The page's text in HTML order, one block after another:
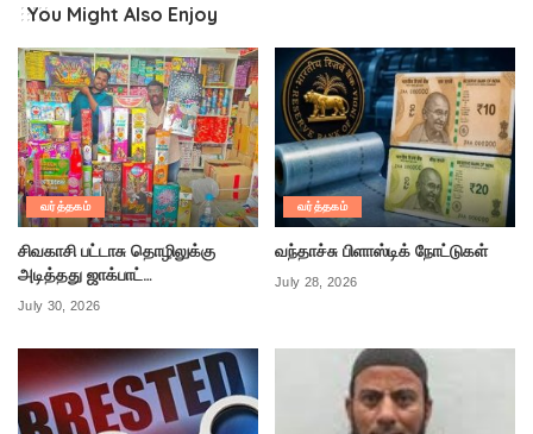
You Might Also Enjoy
வர்த்தகம்
சிவகாசி பட்டாசு தொழிலுக்கு
அடித்தது ஜாக்பாட்…
July 30, 2026
வர்த்தகம்
வந்தாச்சு பிளாஸ்டிக் நோட்டுகள்
July 28, 2026